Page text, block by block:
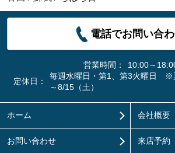
電話でお問い合
営業時間：
10:00～
定休日：
毎週水曜日・第1、第3火曜日 ※
～8/15（土）
ホーム 会社概要
お問い合わせ 来店予約